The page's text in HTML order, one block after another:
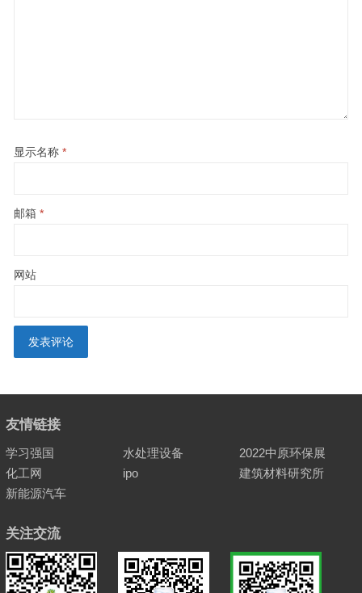
显示名称 *
邮箱 *
网站
友情链接
学习强国 水处理设备
2022中原环保展
化工网
ipo
建筑材料研究所
新能源汽车
关注交流